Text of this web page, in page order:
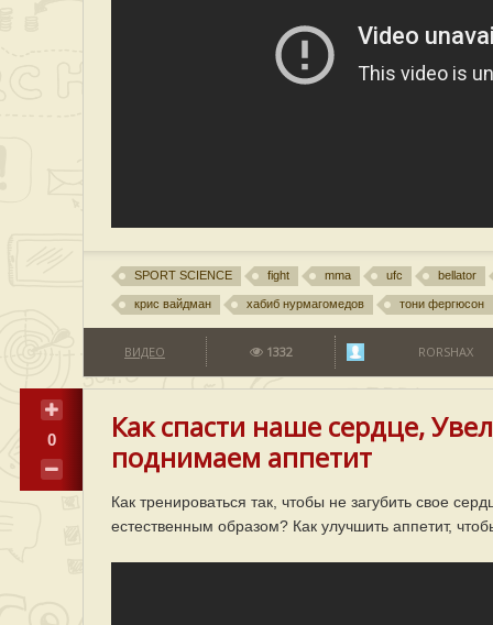
SPORT SCIENCE fight mma ufc bellator
крис вайдман хабиб нурмагомедов тони фергюсон
ВИДЕО 1332 RORSHAX
0
Как спасти наше сердце,
поднимаем аппетит
Как тренироваться так, чтобы не загубить свое
естественным образом? Как улучшить аппетит,